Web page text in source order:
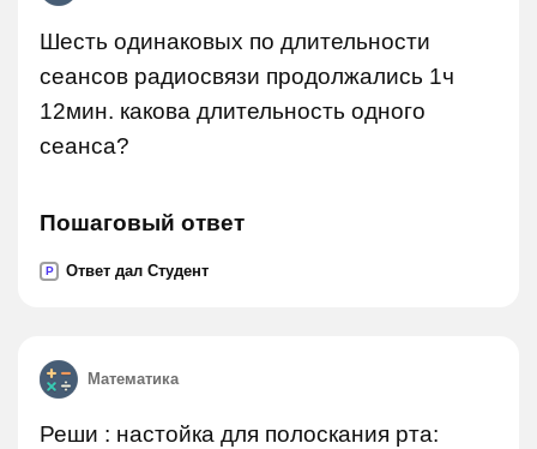
Шесть одинаковых по длительности
сеансов радиосвязи продолжались 1ч
12мин. какова длительность одного
сеанса?
Пошаговый ответ
P Ответ дал Студент
Математика
Реши : настойка для полоскания рта: